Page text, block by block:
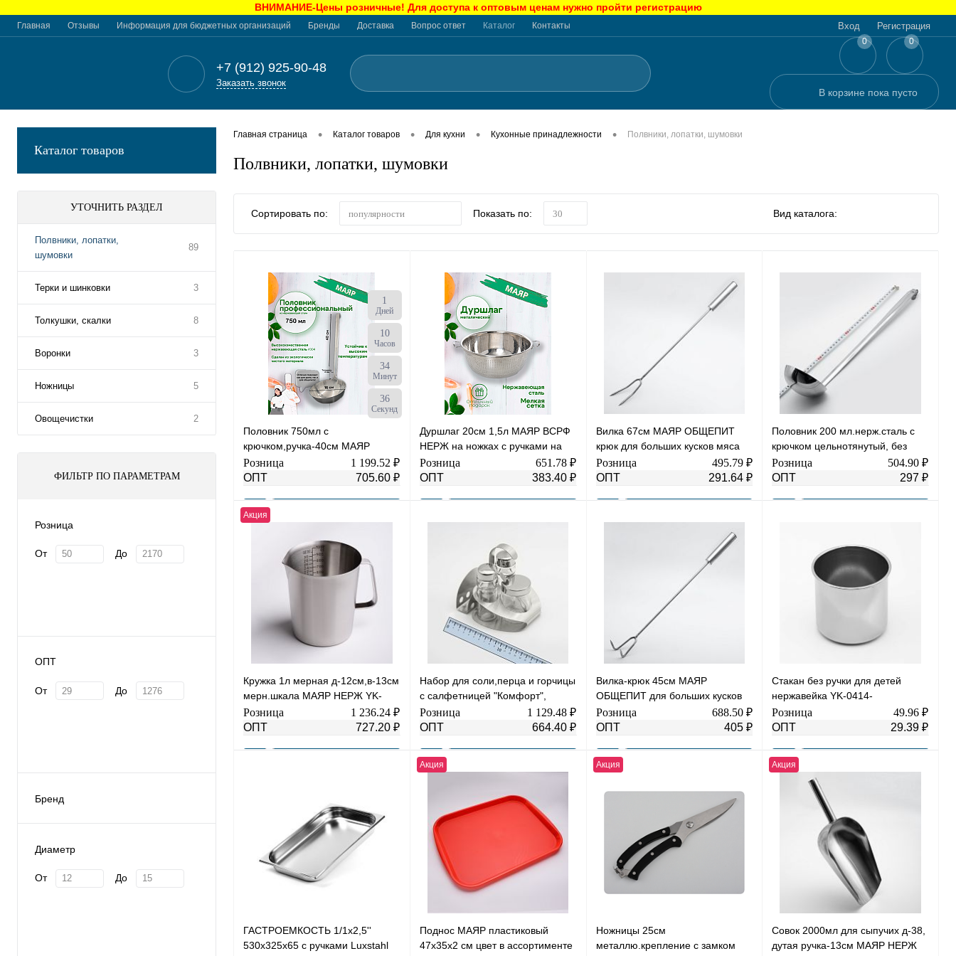
ВНИМАНИЕ-Цены розничные! Для доступа к оптовым ценам нужно пройти регистрацию
Главная Отзывы Информация для бюджетных организаций Бренды Доставка Вопрос ответ Каталог Контакты Вход Регистрация
+7 (912) 925-90-48
Заказать звонок
0 0
В корзине пока пусто
Каталог товаров
УТОЧНИТЬ РАЗДЕЛ
Полвники, лопатки,
шумовки
89
Терки и шинковки 3
Толкушки, скалки 8
Воронки 3
Ножницы 5
Овощечистки 2
ФИЛЬТР ПО ПАРАМЕТРАМ
Розница
От До
ОПТ
От До
Бренд
Диаметр
От До
Главная страница • Каталог товаров • Для кухни • Кухонные принадлежности • Полвники, лопатки, шумовки
Полвники, лопатки, шумовки
Сортировать по: популярности Показать по: 30 Вид каталога:
1
Дней
10
Часов
34
Минут
35
Секунд
Половник 750мл с
крючком,ручка-40см МАЯР
ВСРФ НЕРЖ,цельнотянутый,без
спаек YK-0902-200-750
Розница
1 199.52 ₽
ОПТ
705.60 ₽
В корзину
Купить в 1 клик К сравнению
В избранное
наличии
Дуршлаг 20см 1,5л МАЯР ВСРФ
НЕРЖ на ножках с ручками на
клепках без спаек, в-10см YK-8А
(50)
Розница
651.78 ₽
ОПТ
383.40 ₽
Купить в 1 клик К сравнению
В избранное
наличии
Вилка 67см МАЯР ОБЩЕПИТ
крюк для больших кусков мяса
Шпиговальные иглы YK-Ш3
Розница
495.79 ₽
ОПТ
291.64 ₽
В корзину
К сравнению
Половник 200 мл.нерж.сталь с
крючком цельнотянутый, без
спаек, зеркальная полировка
(YK-0902-200)
Розница
504.90 ₽
ОПТ
297 ₽
Купить в 1 клик К сравнению
В избранное Под заказ
Акция
Кружка 1л мерная д-12см,в-13см
мерн.шкала МАЯР НЕРЖ YK-
М301-1000
Розница
1 236.24 ₽
ОПТ
727.20 ₽
К сравнению
В избранное
наличии
Набор для соли,перца и горчицы
с салфетницей "Комфорт",
h13см, нерж. сталь, стекло
Розница
1 129.48 ₽
ОПТ
664.40 ₽
В корзину
Купить в 1 клик К сравнению
В избранное
Вилка-крюк 45см МАЯР
ОБЩЕПИТ для больших кусков
мяса Шпиговальные иглыYK-Ш2-
4404
Розница
688.50 ₽
ОПТ
405 ₽
К сравнению
В избранное
наличии
Стакан без ручки для детей
нержавейка YK-0414-
31(M5см)Для детей
Розница
49.96 ₽
ОПТ
29.39 ₽
В корзину
Купить в 1 клик
В избранное
наличии
ГАСТРОЕМКОСТЬ 1/1х2,5''
530х325х65 с ручками Luxstahl
Акция
Поднос МАЯР пластиковый
47х35х2 см цвет в ассортименте
Акция
Ножницы 25см
металлю.крепление с замком
Акция
Совок 2000мл для сыпучих д-38,
дутая ручка-13см МАЯР НЕРЖ